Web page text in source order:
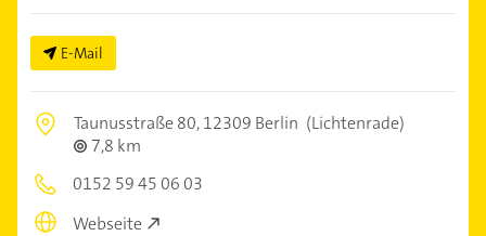
E-Mail
Taunusstraße 80,12309 Berlin (Lichtenrade)
7,8 km
0152 59 45 06 03
Webseite